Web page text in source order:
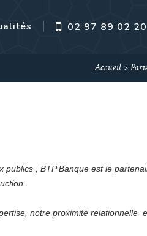
02 97 89 02 20
Accueil >
publics , BTP Banque est le
.
notre proximité